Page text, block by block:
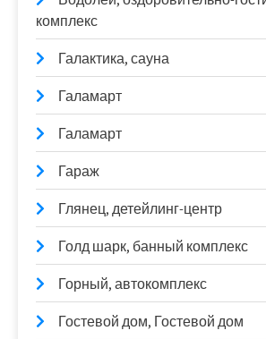
комплекс
Галактика, сауна
Галамарт
Галамарт
Гараж
Глянец, детейлинг-центр
Голд шарк, банный комплекс
Горный, автокомплекс
Гостевой дом, Гостевой дом